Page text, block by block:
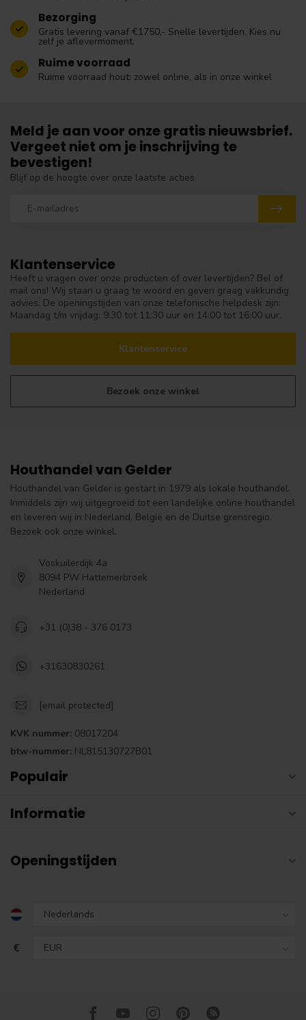
Bezorging
Gratis levering vanaf €1750,- Snelle levertijden. Kies nu
zelf je aflevermoment.
Ruime voorraad
Ruime voorraad hout: zowel online, als in onze winkel
Klantenservice
Heeft u vragen over onze producten of over levertijden? Bel of
mail ons! Wij staan u graag te woord en geven graag vakkundig
advies. De openingstijden van onze telefonische helpdesk zijn:
Maandag t/m vrijdag: 9:30 tot 11:30 uur en 14:00 tot 16:00 uur.
Klantenservice
Bezoek onze winkel
Meld je aan voor onze gratis nieuwsbrief.
Vergeet niet om je inschrijving te
bevestigen!
Blijf op de hoogte over onze laatste acties
Houthandel van Gelder
Houthandel van Gelder is gestart in 1979 als lokale houthandel.
Inmiddels zijn wij uitgegroeid tot een landelijke online houthandel
en leveren wij in Nederland, België en de Duitse grensregio.
Bezoek ook onze winkel.
Voskuilerdijk 4a
8094 PW Hattemerbroek
Nederland
+31 (0)38 - 376 0173
+31630830261
[email protected]
KVK nummer: 08017204
btw-nummer: NL815130727B01
Populair
Informatie
Openingstijden
€